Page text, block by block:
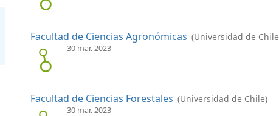
Facultad de Ciencias Agronómicas (Universidad de
30 mar. 2023
Facultad de Ciencias Forestales (Universidad de Chile)
30 mar. 2023